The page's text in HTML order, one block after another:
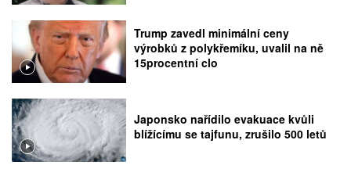
Trump zavedl minimální ceny
výrobků z polykřemíku, uvalil na ně
15procentní clo
Japonsko nařídilo evakuace kvůli
blížícímu se tajfunu, zrušilo 500 letů